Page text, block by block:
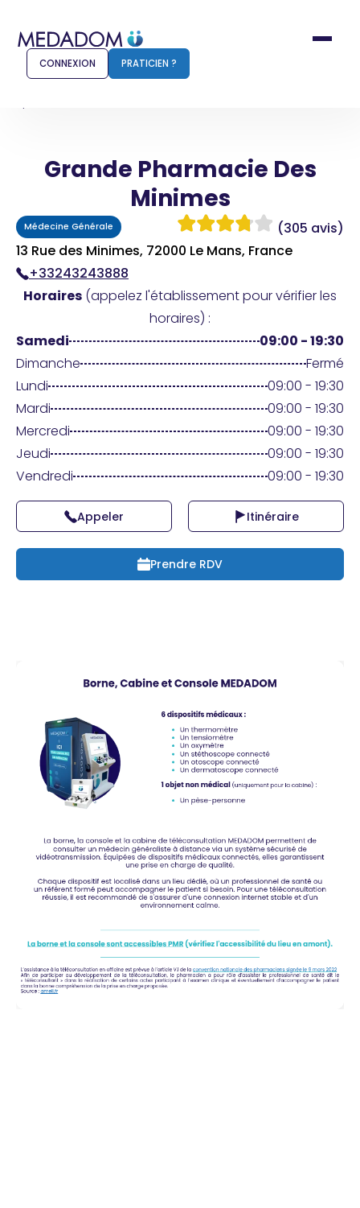
Comment ça marche ?
Pour les patients
Pharmacien
Connexion
Praticien ?
CONNEXION PRATICIEN ?
Grande Pharmacie Des
Minimes
Médecine Générale
(305 avis)
13 Rue des Minimes, 72000 Le Mans, France
+33243243888
Horaires (appelez l'établissement pour vérifier les
horaires) :
Samedi
09:00 - 19:30
Dimanche
Fermé
Lundi
09:00 - 19:30
Mardi
09:00 - 19:30
Mercredi
09:00 - 19:30
Jeudi
09:00 - 19:30
Vendredi
09:00 - 19:30
Appeler Itinéraire
Prendre RDV